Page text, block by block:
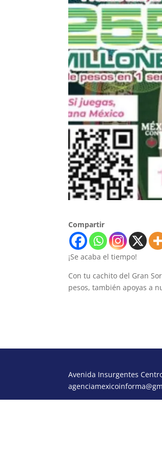
Compartir
¡Se acaba el tiempo!
Con tu cachito del Gran
pesos, también apoyas a
Avenida Insurgentes